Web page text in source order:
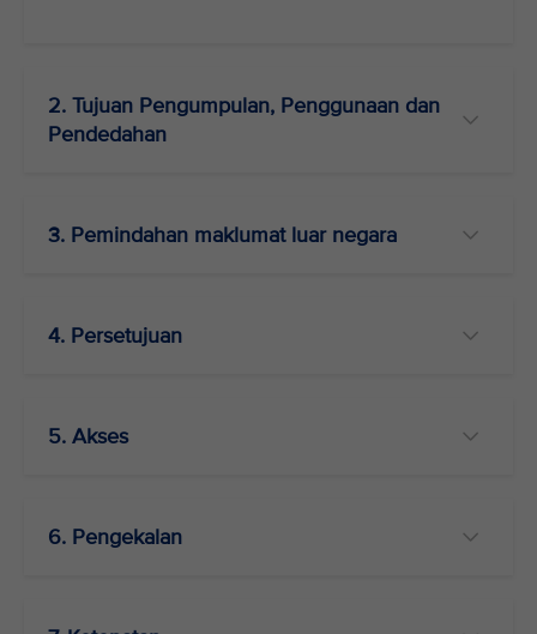
2. Tujuan Pengumpulan, Penggunaan dan
Pendedahan
3. Pemindahan maklumat luar negara
4. Persetujuan
5. Akses
6. Pengekalan